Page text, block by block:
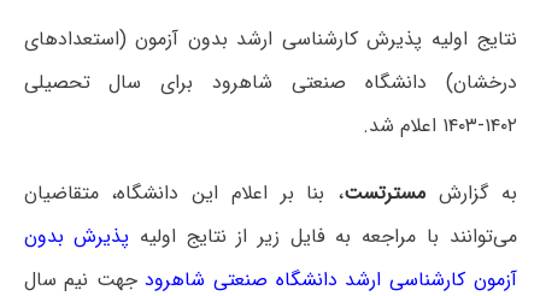
نتایج اولیه پذیرش کارشناسی ارشد بدون آزمون (استعدادهای
درخشان) دانشگاه صنعتی شاهرود برای سال تحصیلی
۱۴۰۲-۱۴۰۳ اعلام شد.
به گزارش مسترتست، بنا بر اعلام این دانشگاه، متقاضیان
می‌توانند با مراجعه به فایل زیر از نتایج اولیه پذیرش بدون
آزمون کارشناسی ارشد دانشگاه صنعتی شاهرودجهت نیم سال